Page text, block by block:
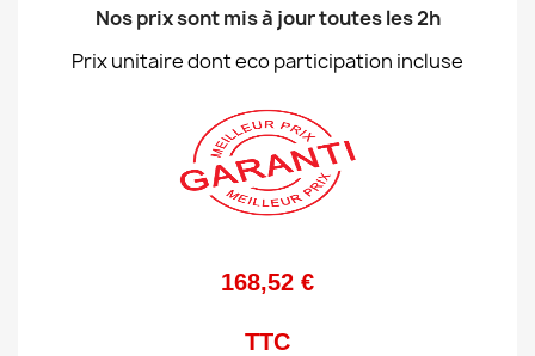
Nos prix sont mis à jour toutes les 2h
Prix unitaire dont eco participation incluse
168,52 €
TTC